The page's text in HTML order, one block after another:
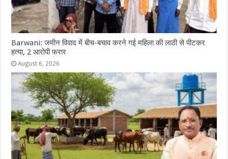
Barwani: जमीन विवाद में बीच-बचाव करने गई महिला की लाठी से पीटकर
हत्या, 2 आरोपी फरार
August 6, 2026